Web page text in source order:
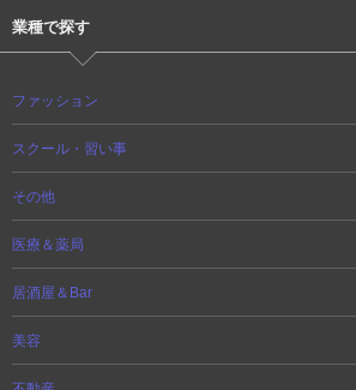
業種で探す
ファッション
スクール・習い事
その他
医療＆薬局
居酒屋＆Bar
美容